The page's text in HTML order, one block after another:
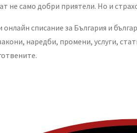
не само добри приятели. Но и
списание за България и
наредби, промени, услуги,